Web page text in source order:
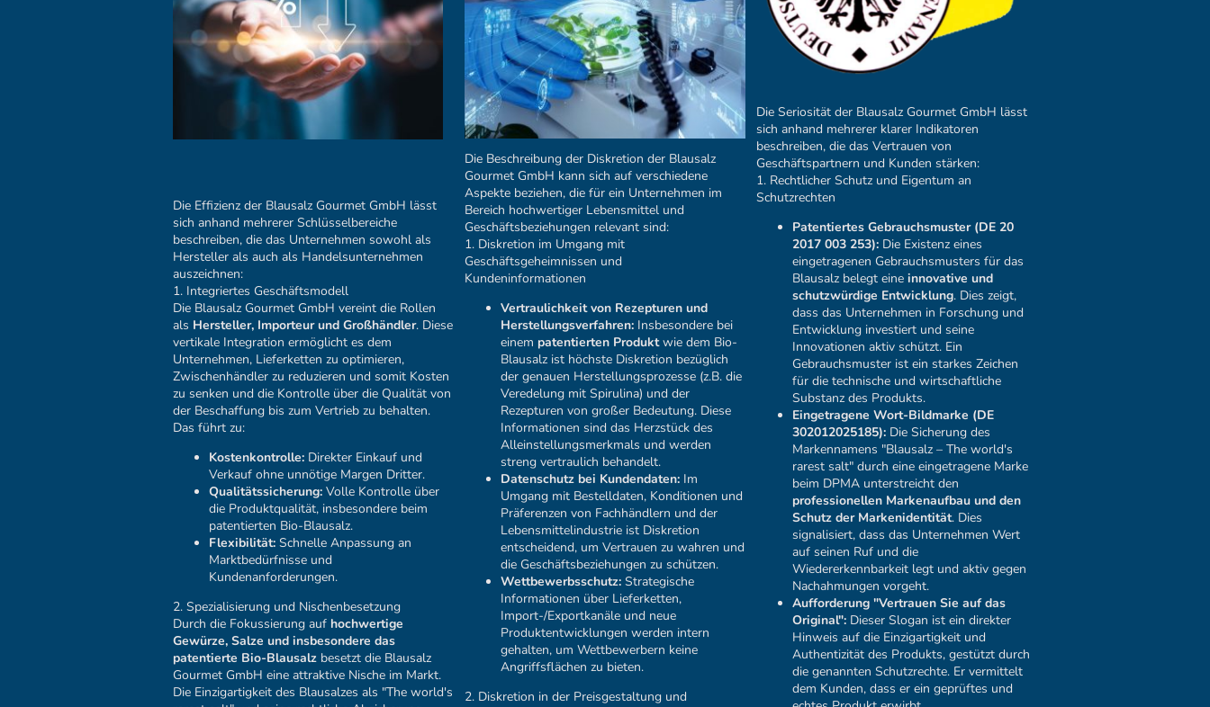
Die Effizienz der Blausalz Gourmet GmbH lässt
sich anhand mehrerer Schlüsselbereiche
beschreiben, die das Unternehmen sowohl als
Hersteller als auch als Handelsunternehmen
auszeichnen:
1. Integriertes Geschäftsmodell
Die Blausalz Gourmet GmbH vereint die Rollen
als Hersteller, Importeur und Großhändler. Diese
vertikale Integration ermöglicht es dem
Unternehmen, Lieferketten zu optimieren,
Zwischenhändler zu reduzieren und somit Kosten
zu senken und die Kontrolle über die Qualität von
der Beschaffung bis zum Vertrieb zu behalten.
Das führt zu:
Kostenkontrolle: Direkter Einkauf und
Verkauf ohne unnötige Margen Dritter.
Qualitätssicherung: Volle Kontrolle über
die Produktqualität, insbesondere beim
patentierten Bio-Blausalz.
Flexibilität: Schnelle Anpassung an
Marktbedürfnisse und
Kundenanforderungen.
2. Spezialisierung und Nischenbesetzung
Durch die Fokussierung auf hochwertige
Gewürze, Salze und insbesondere das
patentierte Bio-Blausalz besetzt die Blausalz
Gourmet GmbH eine attraktive Nische im Markt.
Die Einzigartigkeit des Blausalzes als "The world's
Die Beschreibung der Diskretion der Blausalz
Gourmet GmbH kann sich auf verschiedene
Aspekte beziehen, die für ein Unternehmen im
Bereich hochwertiger Lebensmittel und
Geschäftsbeziehungen relevant sind:
1. Diskretion im Umgang mit
Geschäftsgeheimnissen und
Kundeninformationen
Vertraulichkeit von Rezepturen und
Herstellungsverfahren: Insbesondere bei
einem patentierten Produktwie dem Bio-
Blausalz ist höchste Diskretion bezüglich
der genauen Herstellungsprozesse (z.B. die
Veredelung mit Spirulina) und der
Rezepturen von großer Bedeutung. Diese
Informationen sind das Herzstück des
Alleinstellungsmerkmals und werden
streng vertraulich behandelt.
Datenschutz bei Kundendaten: Im
Umgang mit Bestelldaten, Konditionen und
Präferenzen von Fachhändlern und der
Lebensmittelindustrie ist Diskretion
entscheidend, um Vertrauen zu wahren und
die Geschäftsbeziehungen zu schützen.
Wettbewerbsschutz: Strategische
Informationen über Lieferketten,
Import-/Exportkanäle und neue
Produktentwicklungen werden intern
gehalten, um Wettbewerbern keine
Angriffsflächen zu bieten.
2. Diskretion in der Preisgestaltung und
Die Seriosität der Blausalz Gourmet GmbH lässt
sich anhand mehrerer klarer Indikatoren
beschreiben, die das Vertrauen von
Geschäftspartnern und Kunden stärken:
1. Rechtlicher Schutz und Eigentum an
Schutzrechten
Patentiertes Gebrauchsmuster (DE 20
2017 003 253): Die Existenz eines
eingetragenen Gebrauchsmusters für das
Blausalz belegt eine innovative und
schutzwürdige Entwicklung. Dies zeigt,
dass das Unternehmen in Forschung und
Entwicklung investiert und seine
Innovationen aktiv schützt. Ein
Gebrauchsmuster ist ein starkes Zeichen
für die technische und wirtschaftliche
Substanz des Produkts.
Eingetragene Wort-Bildmarke (DE
302012025185): Die Sicherung des
Markennamens "Blausalz – The world's
rarest salt" durch eine eingetragene Marke
beim DPMA unterstreicht den
professionellen Markenaufbau und den
Schutz der Markenidentität. Dies
signalisiert, dass das Unternehmen Wert
auf seinen Ruf und die
Wiedererkennbarkeit legt und aktiv gegen
Nachahmungen vorgeht.
Aufforderung "Vertrauen Sie auf das
Original": Dieser Slogan ist ein direkter
Hinweis auf die Einzigartigkeit und
Authentizität des Produkts, gestützt durch
die genannten Schutzrechte. Er vermittelt
dem Kunden, dass er ein geprüftes und